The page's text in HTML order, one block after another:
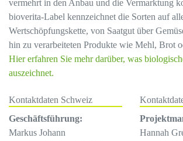
vermehrt in den Anbau und die Vermarktung
bioverita-Label kennzeichnet die Sorten auf
Wertschöpfungskette, von Saatgut über
hin zu verarbeiteten Produkte wie Mehl, Brot
Hier erfahren Sie mehr darüber, was
auszeichnet.
Kontaktdaten Schweiz
Geschäftsführung:
Markus Johann
Hannah